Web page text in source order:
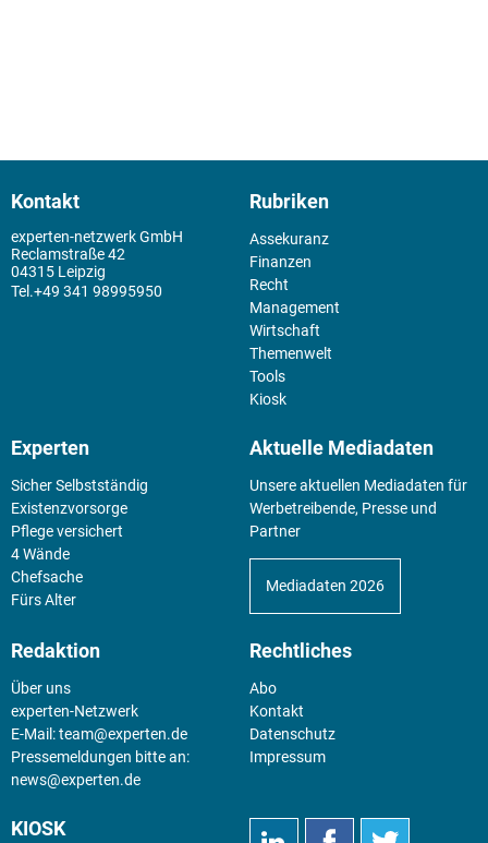
Kontakt
experten-netzwerk GmbH
Reclamstraße 42
04315 Leipzig
+49 341 98995950
Rubriken
Assekuranz
Finanzen
Recht
Management
Wirtschaft
Themenwelt
Tools
Kiosk
Experten
Sicher Selbstständig
Existenz­vorsorge
Pflege versichert
4 Wände
Chefsache
Fürs Alter
Aktuelle Mediadaten
Unsere aktuellen Mediadaten für
Werbetreibende, Presse und
Partner
Mediadaten 2026
Redaktion
Über uns
experten-Netzwerk
E-Mail:team@experten.de
Pressemeldungen bitte an:
news@experten.de
Rechtliches
Abo
Kontakt
Datenschutz
Impressum
KIOSK